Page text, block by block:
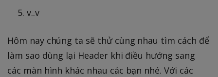
v..v
Hôm nay chúng ta sẽ thử cùng nhau tìm cách để
làm sao dùng lại Header khi điều hướng sang
các màn hình khác nhau các bạn nhé. Với các